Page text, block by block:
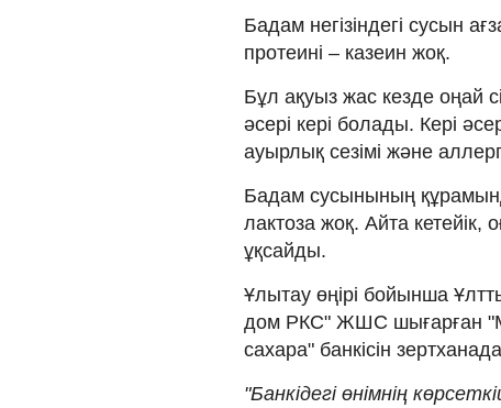
Бадам негізіндегі сусын
протеині – казеин жоқ.
Бұл ақуыз жас кезде оңай
әсері кері болады. Кері
ауырлық сезімі және
Бадам сусынының
лактоза жоқ. Айта кетейік,
ұқсайды.
Ұлытау өңірі бойынша
дом РКС" ЖШС шығарған
сахара" банкісін
"Банкідегі өнімнің